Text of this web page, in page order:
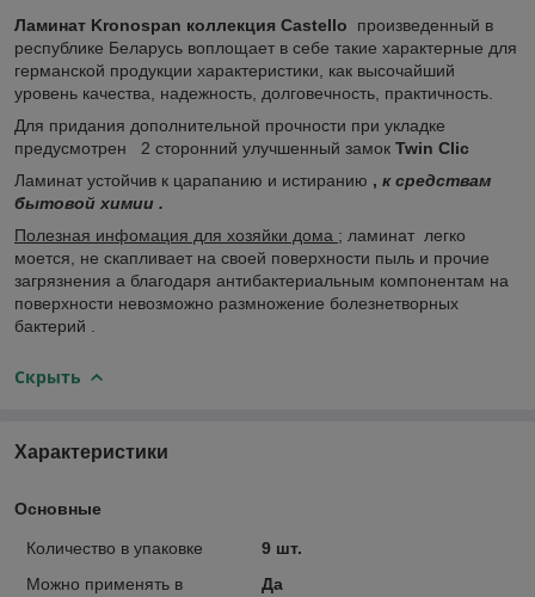
Ламинат Kronospan коллекция Castello
произведенный в
республике Беларусь воплощает в себе такие характерные для
германской продукции характеристики, как высочайший
уровень качества, надежность, долговечность, практичность.
Для придания дополнительной прочности при укладке
предусмотрен 2 сторонний улучшенный замок Twin Clic
Ламинат устойчив к царапанию и истиранию , к средствам
бытовой химии .
Полезная инфомация для хозяйки дома ; ламинат легко
моется, не скапливает на своей поверхности пыль и прочие
загрязнения а благодаря антибактериальным компонентам на
поверхности невозможно размножение болезнетворных
бактерий .
Скрыть
Характеристики
Основные
Количество в упаковке
9 шт.
Можно применять в
Да